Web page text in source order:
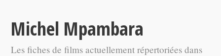
Michel Mpambara
Les fiches de films actuellement répertoriées dans